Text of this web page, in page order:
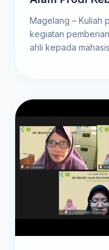
Magelang – Kuliah
kegiatan
ahli kepada